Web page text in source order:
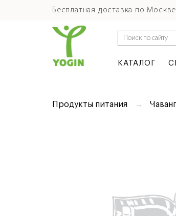
Бесплатная доставка по Москве
КАТАЛОГ
Продукты питания